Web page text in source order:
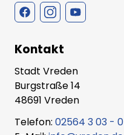
Kontakt
Stadt Vreden
Burgstraße 14
48691 Vreden
Telefon: 02564 3 03 - 0